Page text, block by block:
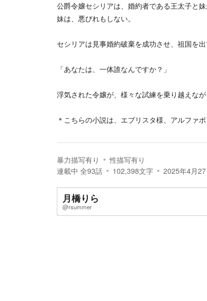
公爵令嬢セシリアは、婚約者である王太子と
妹は、悪びれもしない。
セシリアは見事婚約破棄を成功させ、祖国を
「あなたは、一体誰なんですか？」
浮気された令嬢が、様々な試練を乗り越えな
＊こちらの小説は、エブリスタ様、アルファ
暴力描写有り
性描写有り
連載中 全93話 102,398文字 2025年4月27
月橋りら
@rsummer